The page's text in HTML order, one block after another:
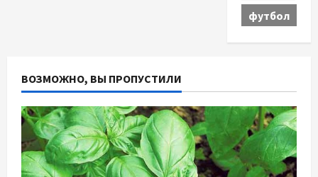
футбол
ВОЗМОЖНО, ВЫ ПРОПУСТИЛИ